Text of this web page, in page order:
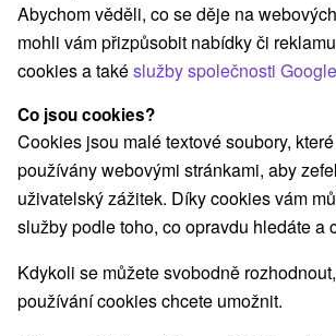
Kategorie
Všechny kategorie
Apartmány(3)
Chaty na prenájom
Vyberte lokalitu nebo termín
VŠECHNY TOP -
Abychom věděli, co se děje na
mohli vám přizpůsobit nabídky či
cookies a takéslužby společnosti Google
Co jsou cookies?
Cookies jsou malé textové soubory,
používány webovými stránkami, aby
uživatelský zážitek. Díky cookies vám
služby podle toho, co opravdu hledáte a
Kdykoli se můžete svobodně
používání cookies chcete umožnit.